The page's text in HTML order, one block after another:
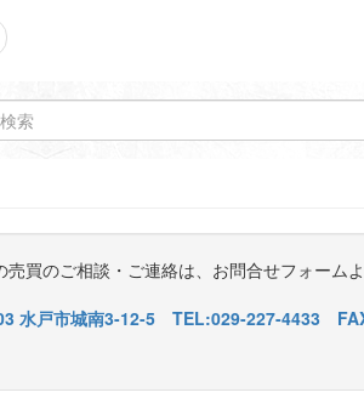
売買のご相談・ご連絡は、お問合せフォーム
水戸市城南3-12-5 TEL:029-227-4433